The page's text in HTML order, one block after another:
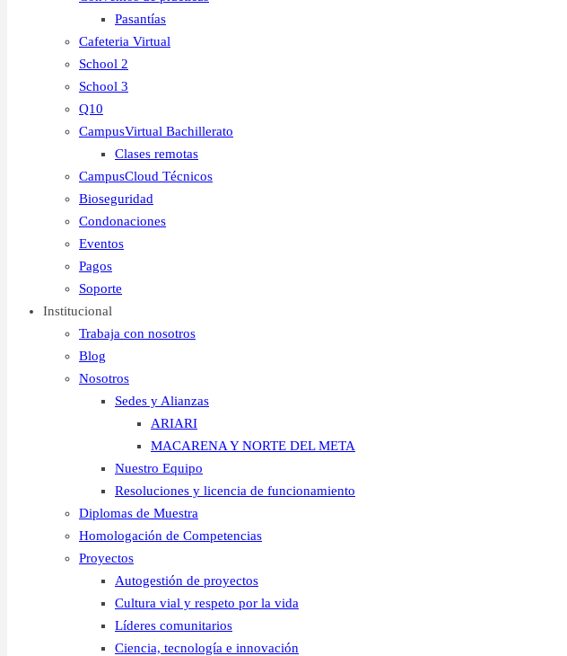
Pasantías
Cafeteria Virtual
School 2
School 3
Q10
CampusVirtual Bachillerato
Clases remotas
CampusCloud Técnicos
Bioseguridad
Condonaciones
Eventos
Pagos
Soporte
Institucional
Trabaja con nosotros
Blog
Nosotros
Sedes y Alianzas
ARIARI
MACARENA Y NORTE DEL META
Nuestro Equipo
Resoluciones y licencia de funcionamiento
Diplomas de Muestra
Homologación de Competencias
Proyectos
Autogestión de proyectos
Cultura vial y respeto por la vida
Líderes comunitarios
Ciencia, tecnología e innovación